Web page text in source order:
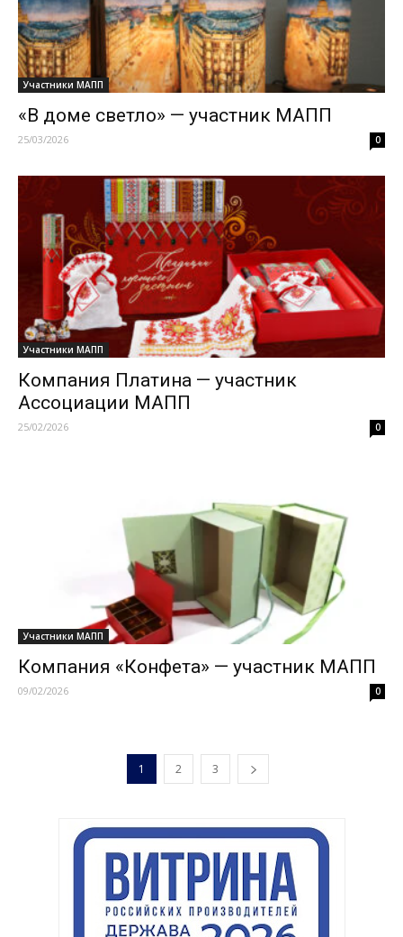
Участники МАПП
«В доме светло» — участник МАПП
25/03/2026 0
Участники МАПП
Компания Платина — участник
Ассоциации МАПП
25/02/2026 0
Участники МАПП
Компания «Конфета» — участник МАПП
09/02/2026 0
1 2 3